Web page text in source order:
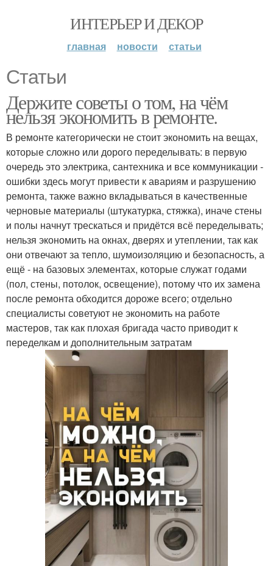
ИНТЕРЬЕР И ДЕКОР
главная новости статьи
Статьи
Держите советы о том, на чём
нельзя экономить в ремонте.
В ремонте категорически не стоит экономить на вещах,
которые сложно или дорого переделывать: в первую
очередь это электрика, сантехника и все коммуникации -
ошибки здесь могут привести к авариям и разрушению
ремонта, также важно вкладываться в качественные
черновые материалы (штукатурка, стяжка), иначе стены
и полы начнут трескаться и придётся всё переделывать;
нельзя экономить на окнах, дверях и утеплении, так как
они отвечают за тепло, шумоизоляцию и безопасность, а
ещё - на базовых элементах, которые служат годами
(пол, стены, потолок, освещение), потому что их замена
после ремонта обходится дороже всего; отдельно
специалисты советуют не экономить на работе
мастеров, так как плохая бригада часто приводит к
переделкам и дополнительным затратам